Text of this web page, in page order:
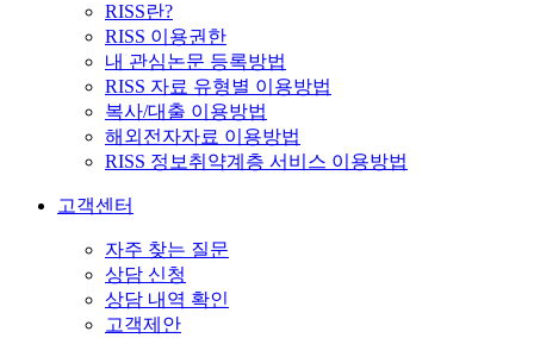
RISS란?
RISS 이용권한
내 관심논문 등록방법
RISS 자료 유형별 이용방법
복사/대출 이용방법
해외전자자료 이용방법
RISS 정보취약계층 서비스 이용방법
고객센터
자주 찾는 질문
상담 신청
상담 내역 확인
고객제안